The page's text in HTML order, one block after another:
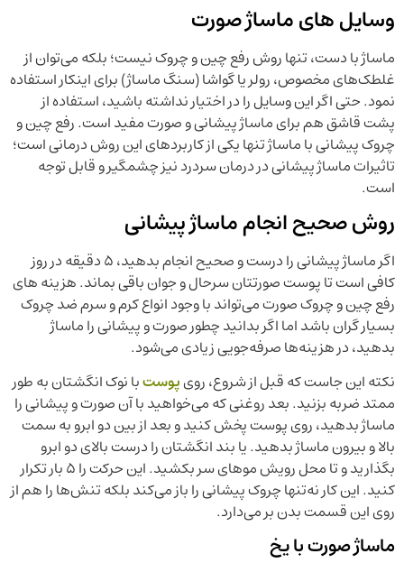
وسایل های ماساژ صورت
ماساژ با دست، تنها روش رفع چین و چروک نیست؛ بلکه می‌توان از
غلطک‌های مخصوص، رولر یا گواشا (سنگ ماساژ) برای اینکار استفاده
نمود. حتی اگر این وسایل را در اختیار نداشته باشید، استفاده از
پشت قاشق هم برای ماساژ پیشانی و صورت مفید است. رفع چین و
چروک پیشانی با ماساژ تنها یکی از کاربردهای این روش درمانی است؛
تاثیرات ماساژ پیشانی در درمان سردرد نیز چشمگیر و قابل توجه
است.
روش صحیح انجام ماساژ پیشانی
اگر ماساژ پیشانی را درست و صحیح انجام بدهید، ۵ دقیقه در روز
کافی است تا پوست صورتتان سرحال و جوان باقی بماند. هزینه های
رفع چین و چروک صورت می‌تواند با وجود انواع کرم و سرم ضد چروک
بسیار گران باشد اما اگر بدانید چطور صورت و پیشانی را ماساژ
بدهید، در هزینه‌ها صرفه‌جویی زیادی می‌شود.
نکته این جاست که قبل از شروع، رویپوستبا نوک انگشتان به طور
ممتد ضربه بزنید. بعد روغنی که می‌خواهید با آن صورت و پیشانی را
ماساژ بدهید، روی پوست پخش کنید و بعد از بین دو ابرو به سمت
بالا و بیرون ماساژ بدهید. یا بند انگشتان را درست بالای دو ابرو
بگذارید و تا محل رویش موهای سر بکشید. این حرکت را ۵ بار تکرار
کنید. این کار نه‌تنها چروک پیشانی را باز می‌کند بلکه تنش‌ها را هم از
روی این قسمت بدن بر می‌دارد.
ماساژ صورت با یخ